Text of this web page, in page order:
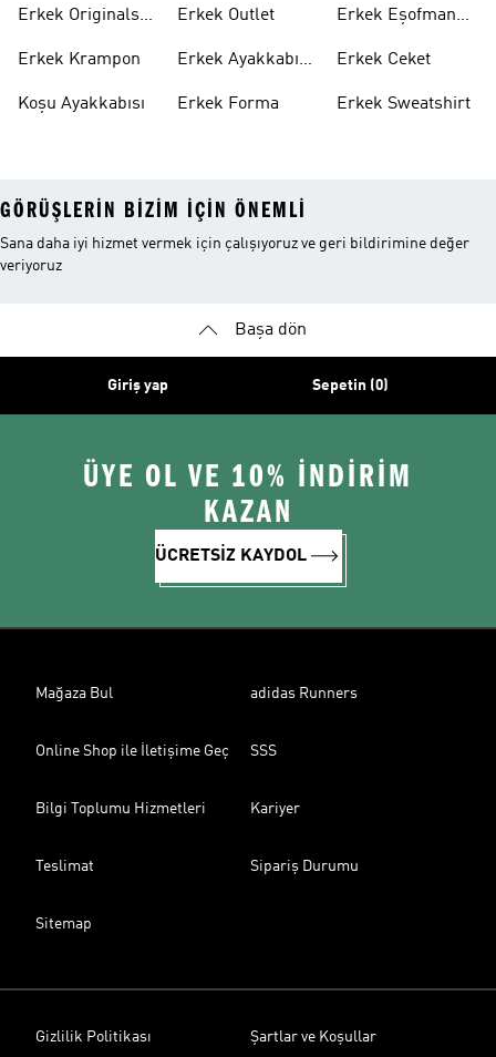
Erkek Originals
Erkek Krampon
Koşu Ayakkabısı
Erkek Outlet
Erkek Ayakkabı
Erkek Forma
Erkek Eşofman
Erkek Ceket
Erkek Sweatshirt
GÖRÜŞLERIN BIZIM IÇIN ÖNEMLI
Sana daha iyi hizmet vermek için çalışıyoruz ve geri bildirimine değer
veriyoruz
Başa dön
Giriş yap Sepetin (0)
ÜYE OL VE 10% İNDİRİM
KAZAN
ÜCRETSİZ KAYDOL
Mağaza Bul adidas Runners
Online Shop ile İletişime Geç SSS
Bilgi Toplumu Hizmetleri Kariyer
Teslimat Sipariş Durumu
Sitemap
Gizlilik Politikası Şartlar ve Koşullar